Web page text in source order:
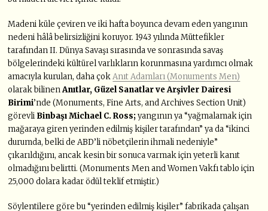
Madeni küle çeviren ve iki hafta boyunca devam eden yangının
nedeni hâlâ belirsizliğini koruyor. 1943 yılında Müttefikler
tarafından II. Dünya Savaşı sırasında ve sonrasında savaş
bölgelerindeki kültürel varlıkların korunmasına yardımcı olmak
amacıyla kurulan, daha çokAnıt Adamları (Monuments Men)
olarak bilinenAnıtlar, Güzel Sanatlar ve Arşivler Dairesi
Birimi’nde (Monuments, Fine Arts, and Archives Section Unit)
görevli Binbaşı Michael C. Ross;yangının ya “yağmalamak için
mağaraya giren yerinden edilmiş kişiler tarafından” ya da “ikinci
durumda, belki de ABD’li nöbetçilerin ihmali nedeniyle”
çıkarıldığını, ancak kesin bir sonuca varmak için yeterli kanıt
olmadığını belirtti. (Monuments Men and Women Vakfı tablo için
25,000 dolara kadar ödül teklif etmiştir.)
Söylentilere göre bu “yerinden edilmiş kişiler” fabrikada çalışan